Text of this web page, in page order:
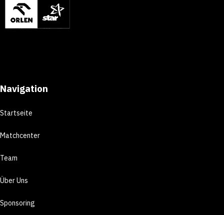
Navigation
Startseite
Matchcenter
Team
Über Uns
Sponsoring